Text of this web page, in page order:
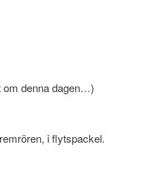
om denna dagen…)
i flytspackel.